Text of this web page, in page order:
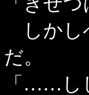
しかし
だ。
「……し